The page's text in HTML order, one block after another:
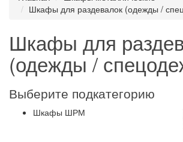
Шкафы для раздевалок (одежды /
Шкафы для
(одежды /
Выберите подкатегорию
Шкафы ШРМ